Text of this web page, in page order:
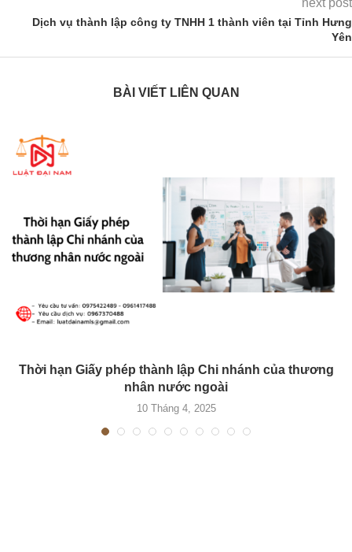
next post
Dịch vụ thành lập công ty TNHH 1 thành viên tại Tỉnh Hưng
Yên
BÀI VIẾT LIÊN QUAN
Thời hạn Giấy phép thành lập Chi nhánh của thương
nhân nước ngoài
10 Tháng 4, 2025